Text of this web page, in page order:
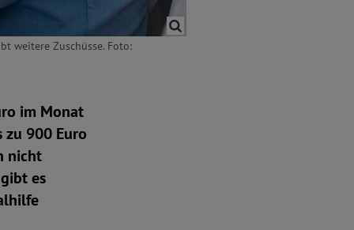
weitere Zuschüsse. Foto:
im Monat
900 Euro
nicht
es